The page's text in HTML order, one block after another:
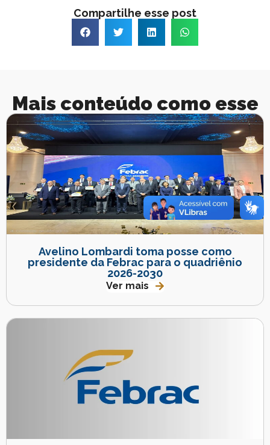
Compartilhe esse post
Mais conteúdo como esse
Avelino Lombardi toma posse como
presidente da Febrac para o quadriênio
2026-2030
Ver mais